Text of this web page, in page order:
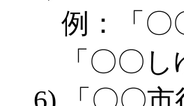
例：「〇
「〇〇し